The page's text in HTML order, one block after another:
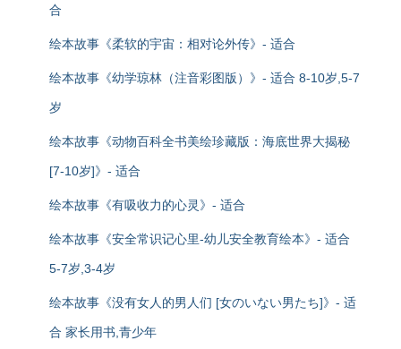
合
绘本故事《柔软的宇宙：相对论外传》- 适合
绘本故事《幼学琼林（注音彩图版）》- 适合 8-10岁,5-7
岁
绘本故事《动物百科全书美绘珍藏版：海底世界大揭秘
[7-10岁]》- 适合
绘本故事《有吸收力的心灵》- 适合
绘本故事《安全常识记心里-幼儿安全教育绘本》- 适合
5-7岁,3-4岁
绘本故事《没有女人的男人们 [女のいない男たち]》- 适
合 家长用书,青少年